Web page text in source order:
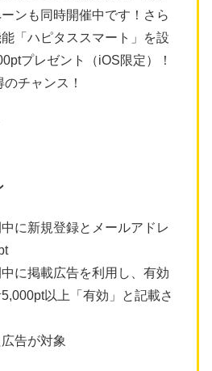
ンも同時開催中です！さら
「ハピタススマート」を設
プレゼント（iOS限定）！
チャンス！
に新規登録とメールアドレ
に掲載広告を利用し、有効
以上「有効」と記載さ
告が対象